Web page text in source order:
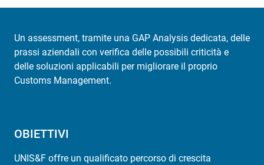
Un assessment, tramite una GAP Analysis dedicata, delle
prassi aziendali con verifica delle possibili criticità e
delle soluzioni applicabili per migliorare il proprio
Customs Management.
OBIETTIVI
UNIS&F offre un qualificato percorso di crescita